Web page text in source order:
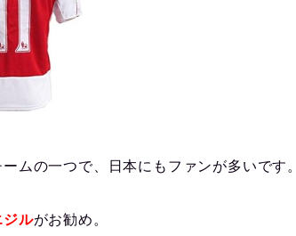
ムの一つで、日本にもファンが多いです。
ジルがお勧め。